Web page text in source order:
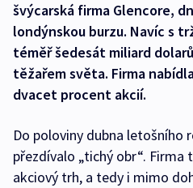
švýcarská firma Glencore,
londýnskou burzu. Navíc s
téměř šedesát miliard
těžařem světa. Firma
dvacet procent akcií.
Do poloviny dubna letošního
přezdívalo „tichý obr“.
akciový trh, a tedy i mimo